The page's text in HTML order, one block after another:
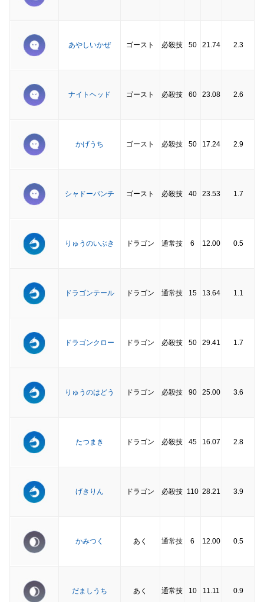
あやしいかぜ ゴースト 必殺技 50 21.74 2.3
ナイトヘッド ゴースト 必殺技 60 23.08 2.6
かげうち ゴースト 必殺技 50 17.24 2.9
シャドーパンチ ゴースト 必殺技 40 23.53 1.7
りゅうのいぶき ドラゴン 通常技 6 12.00 0.5
ドラゴンテール ドラゴン 通常技 15 13.64 1.1
ドラゴンクロー ドラゴン 必殺技 50 29.41 1.7
りゅうのはどう ドラゴン 必殺技 90 25.00 3.6
たつまき ドラゴン 必殺技 45 16.07 2.8
げきりん ドラゴン 必殺技 110 28.21 3.9
かみつく あく 通常技 6 12.00 0.5
だましうち あく 通常技 10 11.11 0.9